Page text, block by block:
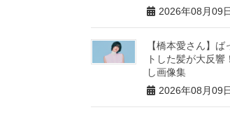
2026年08月09
【橋本愛さん】ば
トした髪が大反響
し画像集
2026年08月09